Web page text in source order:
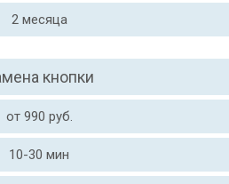
2 месяца
кнопки
от 990 руб.
10-30 мин